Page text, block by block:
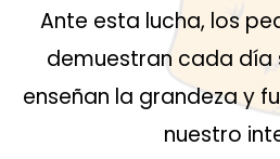
Ante esta lucha, los
demuestran cada día
enseñan la grandeza y
nuestro